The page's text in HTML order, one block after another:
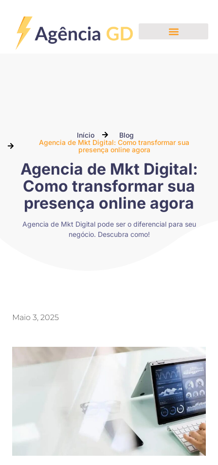
Início
Blog
Agencia de Mkt Digital: Como transformar sua
presença online agora
Agencia de Mkt Digital:
Como transformar sua
presença online agora
Agencia de Mkt Digital pode ser o diferencial para seu
negócio. Descubra como!
Maio 3, 2025